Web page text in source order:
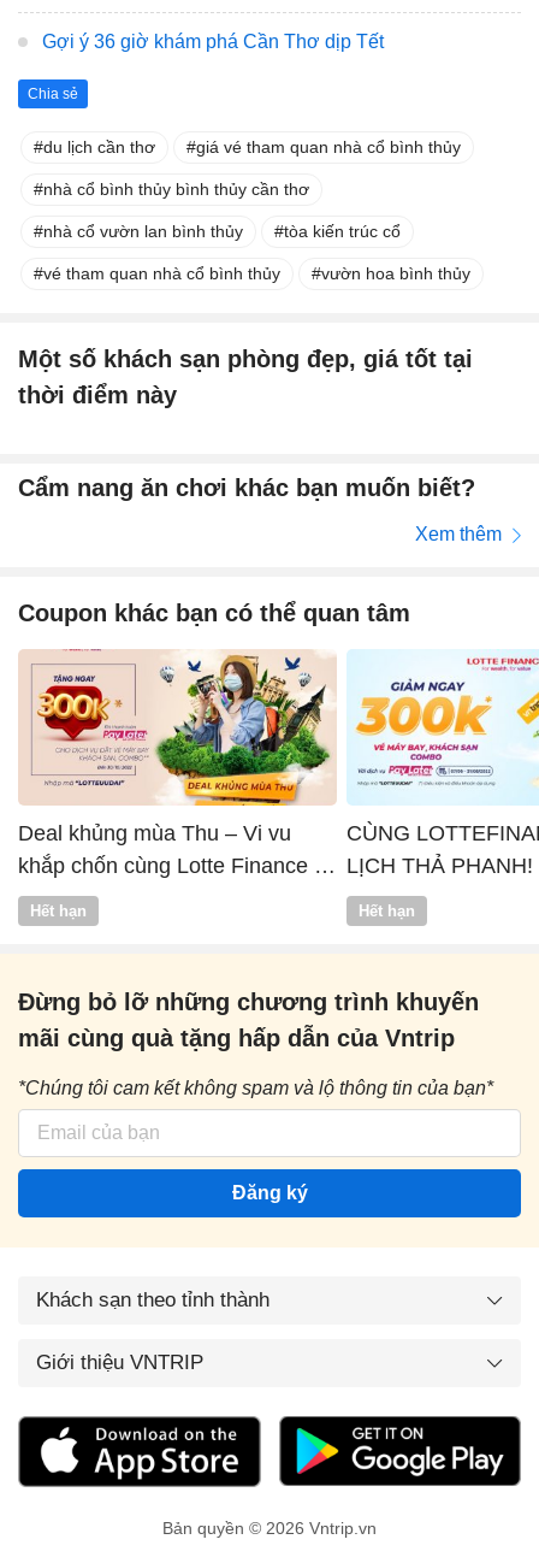
Gợi ý 36 giờ khám phá Cần Thơ dịp Tết
Chia sẻ
du lịch cần thơ giá vé tham quan nhà cổ bình thủy
nhà cổ bình thủy bình thủy cần thơ
nhà cổ vườn lan bình thủy tòa kiến trúc cổ
vé tham quan nhà cổ bình thủy vườn hoa bình thủy
Một số khách sạn phòng đẹp, giá tốt tại
thời điểm này
Cẩm nang ăn chơi khác bạn muốn biết?
Xem thêm
Coupon khác bạn có thể quan tâm
Deal khủng mùa Thu – Vi vu
khắp chốn cùng Lotte Finance x
Vntrip
Hết hạn
CÙNG
LỊCH THẢ PHANH!
Hết hạn
Đừng bỏ lỡ những chương trình khuyến
mãi cùng quà tặng hấp dẫn của Vntrip
*Chúng tôi cam kết không spam và lộ thông tin của bạn*
Đăng ký
Khách sạn theo tỉnh thành
Giới thiệu VNTRIP
Bản quyền © 2026 Vntrip.vn